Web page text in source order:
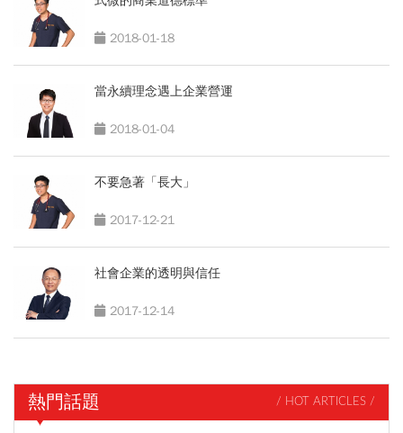
2018-01-18
當永續理念遇上企業營運
2018-01-04
不要急著「長大」
2017-12-21
社會企業的透明與信任
2017-12-14
熱門話題 / HOT ARTICLES /